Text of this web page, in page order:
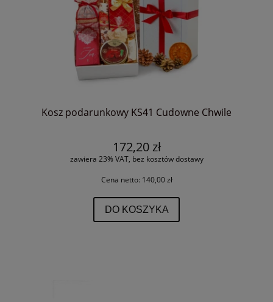
Kosz podarunkowy KS41 Cudowne Chwile
172,20 zł
zawiera 23% VAT, bez kosztów dostawy
Cena netto: 140,00 zł
DO KOSZYKA